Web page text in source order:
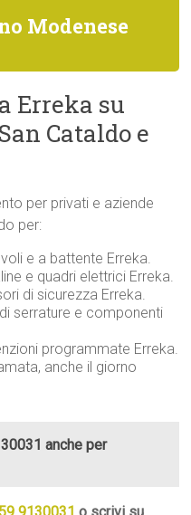
Modenese
Erreka su
Cataldo e
per privati e aziende
per:
e a battente Erreka.
e quadri elettrici Erreka.
di sicurezza Erreka.
serrature e componenti
programmate Erreka.
anche il giorno
anche per